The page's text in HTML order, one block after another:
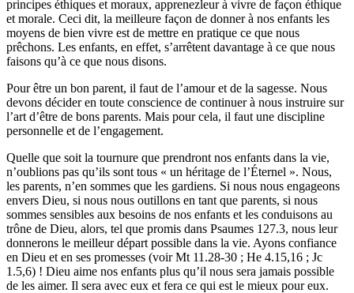
principes éthiques et moraux, apprenezleur à vivre de façon éthique
et morale. Ceci dit, la meilleure façon de donner à nos enfants les
moyens de bien vivre est de mettre en pratique ce que nous
prêchons. Les enfants, en effet, s’arrêtent davantage à ce que nous
faisons qu’à ce que nous disons.
Pour être un bon parent, il faut de l’amour et de la sagesse. Nous
devons décider en toute conscience de continuer à nous instruire sur
l’art d’être de bons parents. Mais pour cela, il faut une discipline
personnelle et de l’engagement.
Quelle que soit la tournure que prendront nos enfants dans la vie,
n’oublions pas qu’ils sont tous « un héritage de l’Éternel ». Nous,
les parents, n’en sommes que les gardiens. Si nous nous engageons
envers Dieu, si nous nous outillons en tant que parents, si nous
sommes sensibles aux besoins de nos enfants et les conduisons au
trône de Dieu, alors, tel que promis dans Psaumes 127.3, nous leur
donnerons le meilleur départ possible dans la vie. Ayons confiance
en Dieu et en ses promesses (voir Mt 11.28-30 ; He 4.15,16 ; Jc
1.5,6) ! Dieu aime nos enfants plus qu’il nous sera jamais possible
de les aimer. Il sera avec eux et fera ce qui est le mieux pour eux.